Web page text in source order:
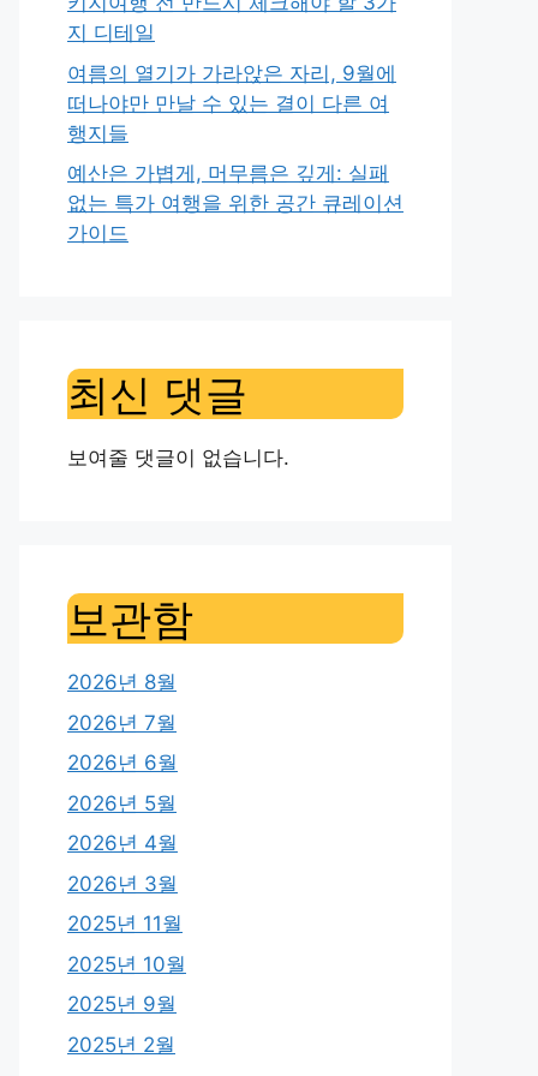
지 디테일
여름의 열기가 가라앉은 자리, 9월에
떠나야만 만날 수 있는 결이 다른 여
행지들
예산은 가볍게, 머무름은 깊게: 실패
없는 특가 여행을 위한 공간 큐레이션
가이드
최신 댓글
보여줄 댓글이 없습니다.
보관함
2026년 8월
2026년 7월
2026년 6월
2026년 5월
2026년 4월
2026년 3월
2025년 11월
2025년 10월
2025년 9월
2025년 2월